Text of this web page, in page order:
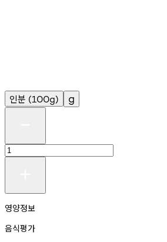
인분 (100g) g
영양정보
음식평가